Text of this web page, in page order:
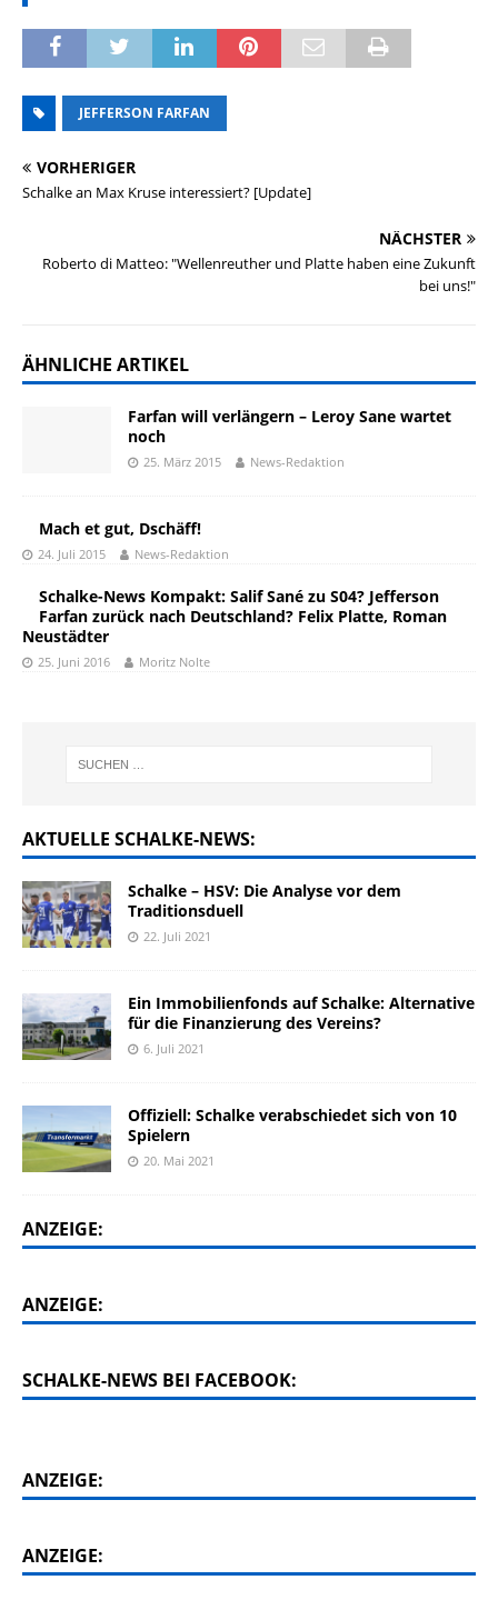
JEFFERSON FARFAN
VORHERIGER
Schalke an Max Kruse interessiert? [Update]
NÄCHSTER
Roberto di Matteo: "Wellenreuther und Platte haben eine Zukunft
bei uns!"
ÄHNLICHE ARTIKEL
Farfan will verlängern – Leroy Sane wartet
noch
25. März 2015 News-Redaktion
Mach et gut, Dschäff!
24. Juli 2015 News-Redaktion
Schalke-News Kompakt: Salif Sané zu S04? Jefferson
Farfan zurück nach Deutschland? Felix Platte, Roman
Neustädter
25. Juni 2016 Moritz Nolte
AKTUELLE SCHALKE-NEWS:
Schalke – HSV: Die Analyse vor dem
Traditionsduell
22. Juli 2021
Ein Immobilienfonds auf Schalke: Alternative
für die Finanzierung des Vereins?
6. Juli 2021
Offiziell: Schalke verabschiedet sich von 10
Spielern
20. Mai 2021
ANZEIGE:
ANZEIGE:
SCHALKE-NEWS BEI FACEBOOK:
ANZEIGE:
ANZEIGE: